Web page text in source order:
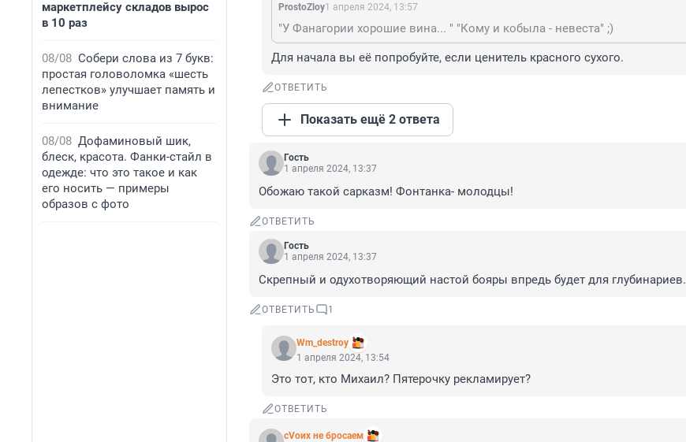
маркетплейсу складов вырос
в 10 раз
08/08 Собери слова из 7 букв:
простая головоломка «шесть
лепестков» улучшает память и
внимание
08/08 Дофаминовый шик,
блеск, красота. Фанки-стайл в
одежде: что это такое и как
его носить — примеры
образов с фото
ProstoZloy1 апреля 2024, 13:57
"У Фанагории хорошие вина... " "Кому и кобыла - невеста" ;)
Для начала вы её попробуйте, если ценитель красного сухого.
ОТВЕТИТЬ
Показать ещё 2 ответа
Гость
1 апреля 2024, 13:37
Обожаю такой сарказм! Фонтанка- молодцы!
ОТВЕТИТЬ
Гость
1 апреля 2024, 13:37
Скрепный и одухотворяющий настой бояры впредь будет для глубинариев.
ОТВЕТИТЬ 1
Wm_destroy
1 апреля 2024, 13:54
Это тот, кто Михаил? Пятерочку рекламирует?
ОТВЕТИТЬ
сVоих не бросаем